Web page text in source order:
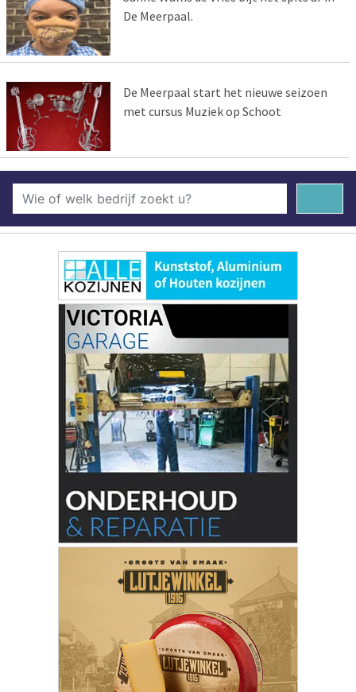
De Meerpaal.
De Meerpaal start het nieuwe seizoen
met cursus Muziek op Schoot